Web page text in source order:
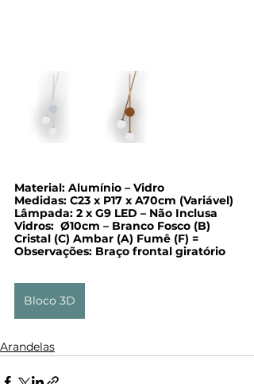
Material: Alumínio – Vidro
Medidas: C23 x P17 x A70cm (Variável)
Lâmpada: 2 x G9 LED – Não Inclusa
Vidros: Ø10cm – Branco Fosco (B)
Cristal (C) Ambar (A) Fumê (F) =
Observações: Braço frontal giratório
Bloco 3D
Arandelas